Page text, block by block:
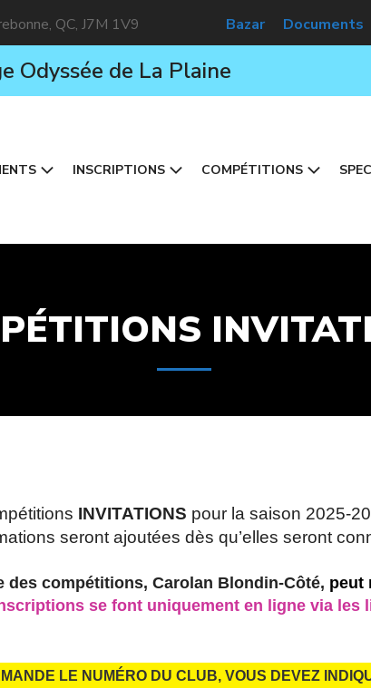
QC, J7M 1V9 Bazar Documents
Odyssée de La Plaine
INSCRIPTIONS COMPÉTITIONS
INVITATIONS pour la saison 2025-
seront ajoutées dès qu’elles seront
des compétitions, Carolan Blondin-Côté, peut
se font uniquement en ligne via les
LE NUMÉRO DU CLUB, VOUS DEVEZ